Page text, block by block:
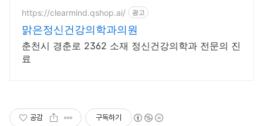
https://clearmind.qshop.ai/ 광고
맑은정신건강의학과의원
춘천시 경춘로 2362 소재 정신건강의학과 전문의 진
료
공감 구독하기